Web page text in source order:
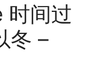
时间过
冬 –